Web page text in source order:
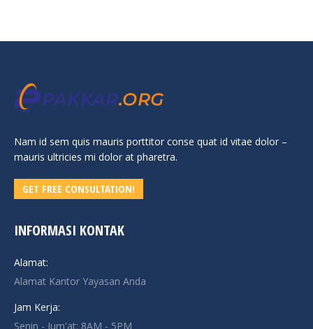
Nam id sem quis mauris porttitor conse quat id vitae dolor –
mauris ultricies mi dolor at pharetra.
GET FREE CONSULTATION!
INFORMASI KONTAK
Alamat:
Alamat Kantor Yayasan Anda
Jam Kerja:
Senin - Jum'at: 8AM - 5PM